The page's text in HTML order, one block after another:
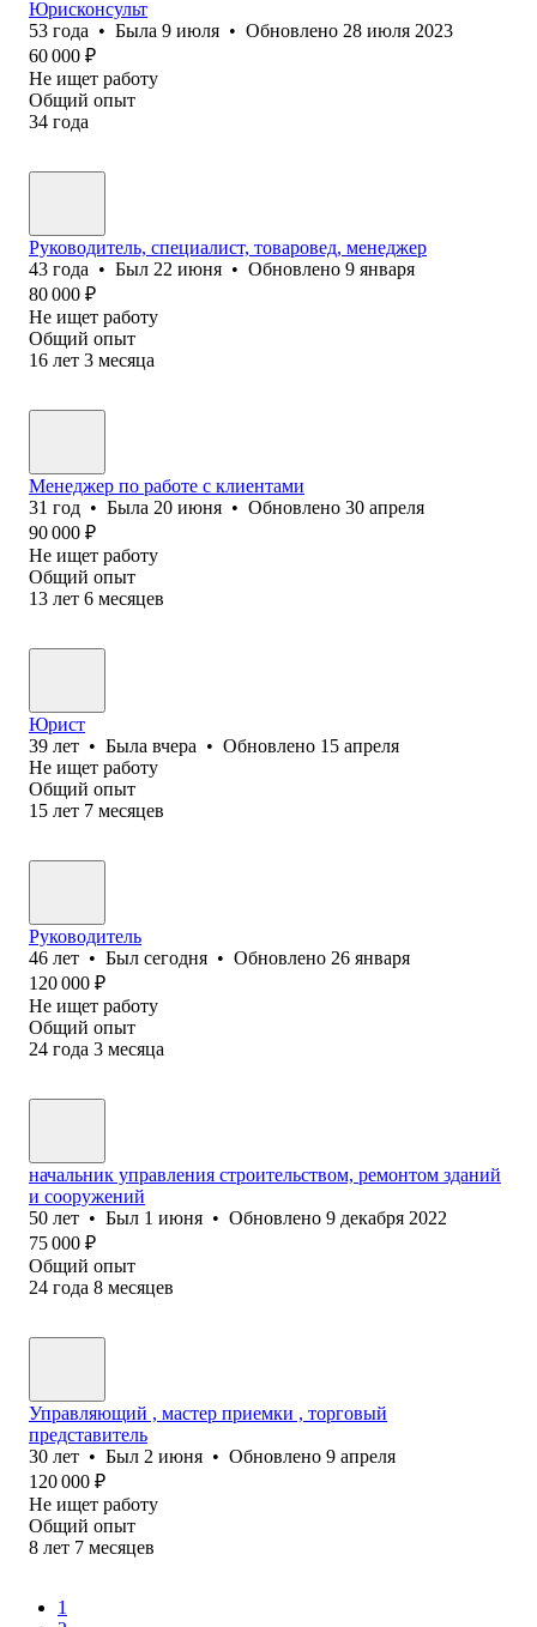
Юрисконсульт
53 года • Была 9 июля • Обновлено 28 июля 2023
60 000 ₽
Не ищет работу
Общий опыт
34 года
Руководитель, специалист, товаровед, менеджер
43 года • Был 22 июня • Обновлено 9 января
80 000 ₽
Не ищет работу
Общий опыт
16 лет 3 месяца
Менеджер по работе с клиентами
31 год • Была 20 июня • Обновлено 30 апреля
90 000 ₽
Не ищет работу
Общий опыт
13 лет 6 месяцев
Юрист
39 лет • Была вчера • Обновлено 15 апреля
Не ищет работу
Общий опыт
15 лет 7 месяцев
Руководитель
46 лет • Был сегодня • Обновлено 26 января
120 000 ₽
Не ищет работу
Общий опыт
24 года 3 месяца
начальник управления строительством, ремонтом зданий
и сооружений
50 лет • Был 1 июня • Обновлено 9 декабря 2022
75 000 ₽
Общий опыт
24 года 8 месяцев
Управляющий , мастер приемки , торговый
представитель
30 лет • Был 2 июня • Обновлено 9 апреля
120 000 ₽
Не ищет работу
Общий опыт
8 лет 7 месяцев
1